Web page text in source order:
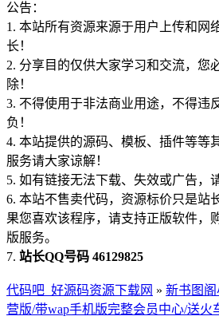
公告：
1. 本站所有资源来源于用户上传和网
长！
2. 分享目的仅供大家学习和交流，您
除！
3. 不得使用于非法商业用途，不得违
负！
4. 本站提供的源码、模板、插件等等
服务请大家谅解！
5. 如有链接无法下载、失效或广告，
6. 本站不售卖代码，资源标价只是站
果您喜欢该程序，请支持正版软件，
版服务。
7. 站长QQ号码 46129825
代码吧_好源码资源下载网 » 新书图
营版/带wap手机版完整会员中心/送火